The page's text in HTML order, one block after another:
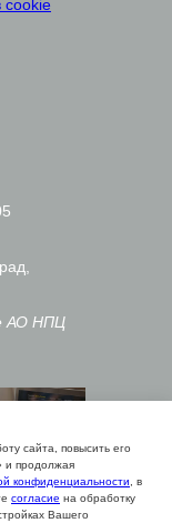
сайта, повысить его
и продолжая
конфиденциальности, в
согласие на обработку
Вашего
АО НПЦ
cookie